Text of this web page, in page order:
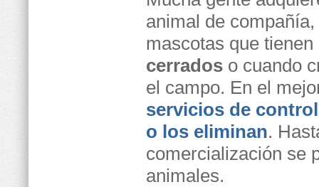
animal de
mascotas que
cerrados o cuando
el campo. En el
servicios de
o los eliminan.
comercialización se
animales.